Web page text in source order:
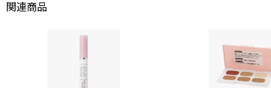
関連商品